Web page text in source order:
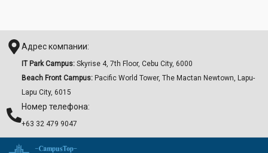
Адрес компании:
IT Park Campus: Skyrise 4, 7th Floor, Cebu City, 6000
Beach Front Campus: Pacific World Tower, The Mactan Newtown, Lapu-
Lapu City, 6015
Номер телефона:
+63 32 479 9047